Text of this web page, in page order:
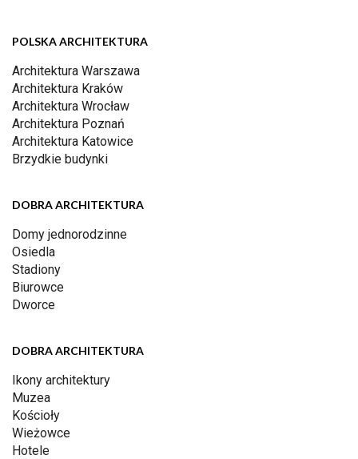
POLSKA ARCHITEKTURA
Architektura Warszawa
Architektura Kraków
Architektura Wrocław
Architektura Poznań
Architektura Katowice
Brzydkie budynki
DOBRA ARCHITEKTURA
Domy jednorodzinne
Osiedla
Stadiony
Biurowce
Dworce
DOBRA ARCHITEKTURA
Ikony architektury
Muzea
Kościoły
Wieżowce
Hotele